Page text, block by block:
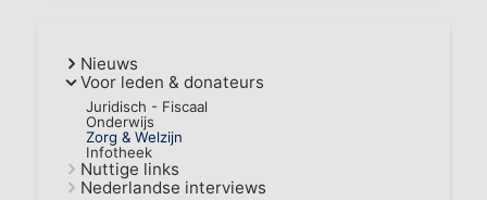
Nieuws
Voor leden & donateurs
Juridisch - Fiscaal
Onderwijs
Zorg & Welzijn
Infotheek
Nuttige links
Nederlandse interviews